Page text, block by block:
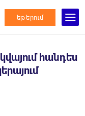
եթերում
հանդես